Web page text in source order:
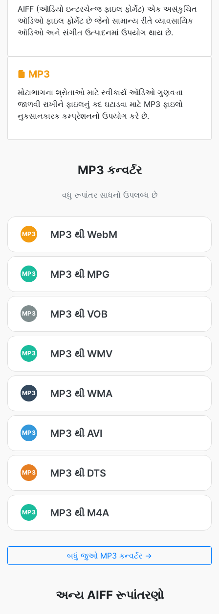
AIFF (ઑડિયો ઇન્ટરચેન્જ ફાઇલ ફોર્મેટ) એક અસંકુચિત
ઑડિઓ ફાઇલ ફોર્મેટ છે જેનો સામાન્ય રીતે વ્યાવસાયિક
ઑડિઓ અને સંગીત ઉત્પાદનમાં ઉપયોગ થાય છે.
MP3
મોટાભાગના શ્રોતાઓ માટે સ્વીકાર્ય ઑડિઓ ગુણવત્તા
જાળવી રાખીને ફાઇલનું કદ ઘટાડવા માટે MP3 ફાઇલો
નુકસાનકારક કમ્પ્રેશનનો ઉપયોગ કરે છે.
MP3 કન્વર્ટર
વધુ રૂપાંતર સાધનો ઉપલબ્ધ છે
MP3 MP3 થી WebM
MP3 MP3 થી MPG
MP3 MP3 થી VOB
MP3 MP3 થી WMV
MP3 MP3 થી WMA
MP3 MP3 થી AVI
MP3 MP3 થી DTS
MP3 MP3 થી M4A
બધું જુઓ MP3 કન્વર્ટર →
અન્ય AIFF રૂપાંતરણો